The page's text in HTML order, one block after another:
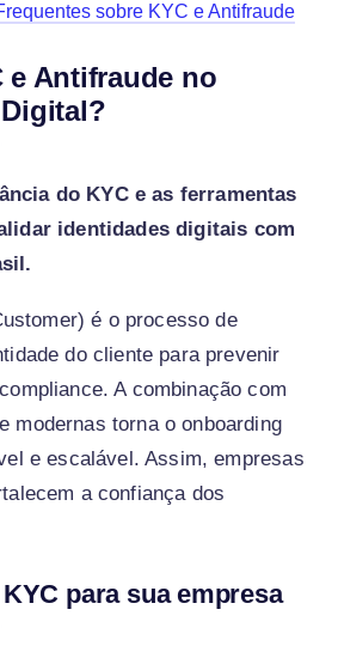
sobre KYC e Antifraude
e Antifraude no
do KYC e as ferramentas
identidades digitais com
é o processo de
do cliente para prevenir
A combinação com
modernas torna o onboarding
e escalável. Assim, empresas
a confiança dos
para sua empresa